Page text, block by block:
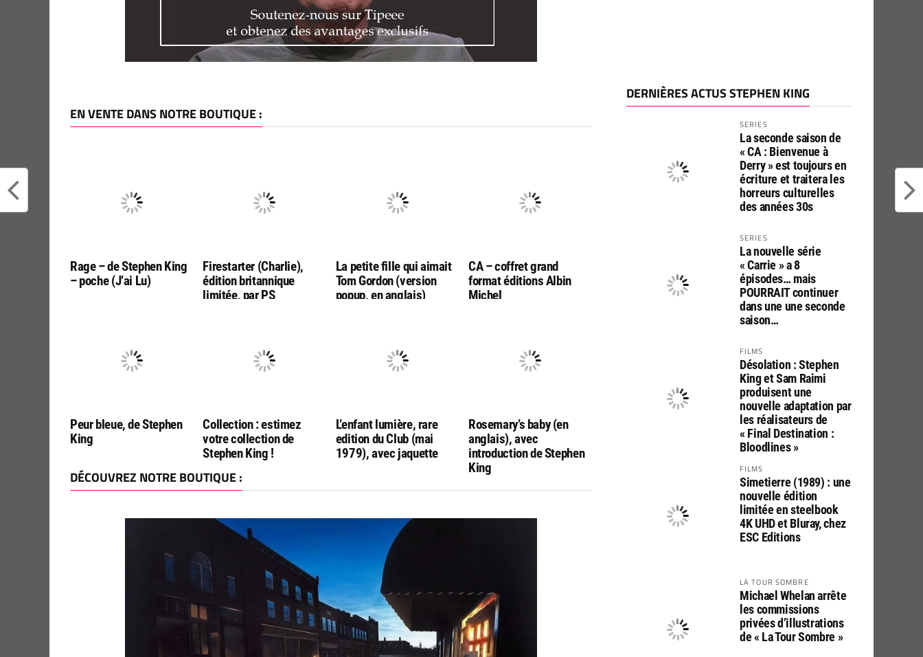
EN VENTE DANS NOTRE BOUTIQUE :
Rage – de Stephen King
– poche (J’ai Lu)
Firestarter (Charlie),
édition britannique
limitée, par PS
La petite fille qui aimait
Tom Gordon (version
popup, en anglais)
CA – coffret grand
format éditions Albin
Michel
Peur bleue, de Stephen
King
Collection : estimez
votre collection de
Stephen King !
L’enfant lumière, rare
edition du Club (mai
1979), avec jaquette
Rosemary’s baby (en
anglais), avec
introduction de Stephen
King
DÉCOUVREZ NOTRE BOUTIQUE :
DERNIÈRES ACTUS STEPHEN KING
SERIES
La seconde saison de
« CA : Bienvenue à
Derry » est toujours en
écriture et traitera les
horreurs culturelles
des années 30s
SERIES
La nouvelle série
« Carrie » a 8
épisodes… mais
POURRAIT continuer
dans une une seconde
saison…
FILMS
Désolation : Stephen
King et Sam Raimi
produisent une
nouvelle adaptation par
les réalisateurs de
« Final Destination :
Bloodlines »
FILMS
Simetierre (1989) : une
nouvelle édition
limitée en steelbook
4K UHD et Bluray, chez
ESC Editions
LA TOUR SOMBRE
Michael Whelan arrête
les commissions
privées d’illustrations
de « La Tour Sombre »